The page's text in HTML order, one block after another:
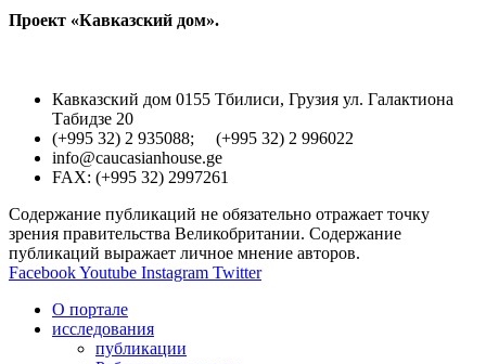
Проект «Кавказский дом».
Кавказский дом 0155 Тбилиси, Грузия ул. Галактиона
Табидзе 20
(+995 32) 2 935088; (+995 32) 2 996022
info@caucasianhouse.ge
FAX: (+995 32) 2997261
Содержание публикаций не обязательно отражает точку
зрения правительства Великобритании. Содержание
публикаций выражает личное мнение авторов.
FacebookYoutube Instagram Twitter
О портале
исследования
публикации